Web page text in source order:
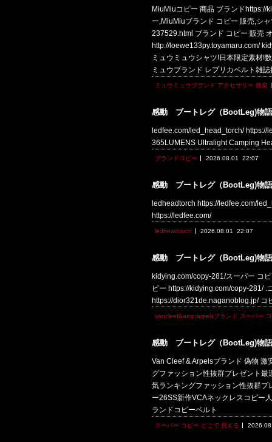
MiuMiuコピー 商品 ブランドhttps://
ー,MiuMiuブランド コピー 販売,シ
237529.html ブランド コピー 販売
http://loewe133py.toyamaru.com/
ミュウミュウシャツ!日本限定素材!
ミュウブランド レプリカベルト雑
ミュウミュウブランド アクセサリー 激安
感動 ブートレグ（BootLeg)物語
ledfee.com/led_head_torch/
365LUMENS Ultralight Camping
ブランドコピー 2026.08.01 22:07
感動 ブートレグ（BootLeg)物語
ledheadtorch https://ledfee.com/
https://ledfee.com/
ledheadtorch 2026.08.01 22:07
感動 ブートレグ（BootLeg)物語
kidying.com/copy-281/スーパー コ
ピー https://kidying.com/copy-281/ .
https://dior321de.naganoblog.jp/ コ
vancleef&amp;arpelsブランド スーパー
感動 ブートレグ（BootLeg)物語
Van Cleef & Arpelsブランド 偽物
グファッション性抜群プレゼント
気ランキングファッション性抜群
ー26SS新作VCAネックレスコピー
ランドコピーベルト
スーパー コピー どこで 買える